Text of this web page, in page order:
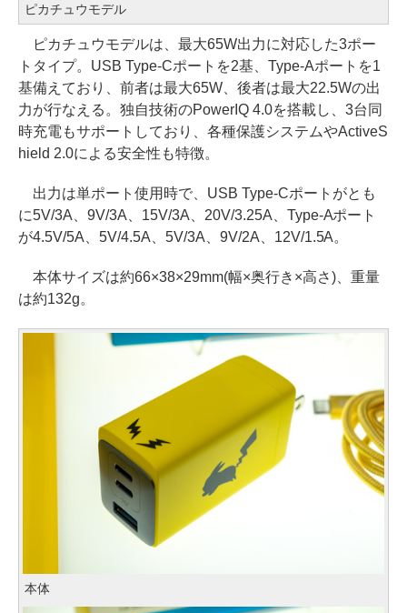
ピカチュウモデル
ピカチュウモデルは、最大65W出力に対応した3ポー
トタイプ。USB Type-Cポートを2基、Type-Aポートを1
基備えており、前者は最大65W、後者は最大22.5Wの出
力が行なえる。独自技術のPowerIQ 4.0を搭載し、3台同
時充電もサポートしており、各種保護システムやActiveS
hield 2.0による安全性も特徴。
出力は単ポート使用時で、USB Type-Cポートがとも
に5V/3A、9V/3A、15V/3A、20V/3.25A、Type-Aポート
が4.5V/5A、5V/4.5A、5V/3A、9V/2A、12V/1.5A。
本体サイズは約66×38×29mm(幅×奥行き×高さ)、重量
は約132g。
本体